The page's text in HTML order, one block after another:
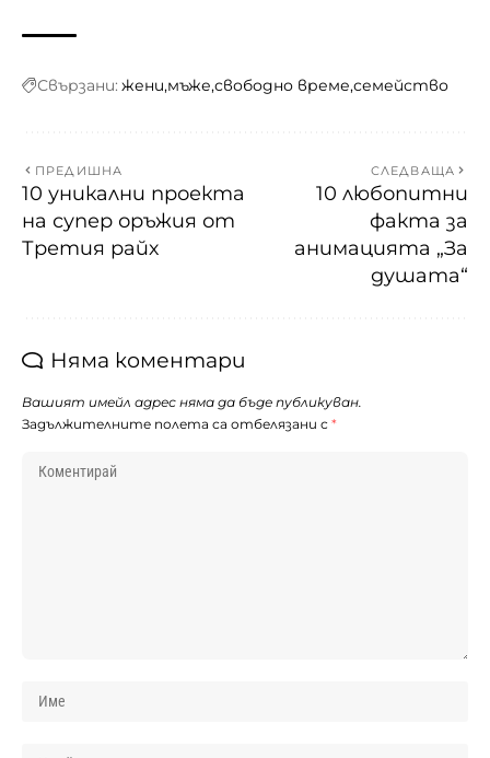
Свързани: жени мъже свободно време семейство
ПРЕДИШНА
10 уникални проекта
на супер оръжия от
Третия райх
СЛЕДВАЩА
10 любопитни
факта за
анимацията „За
душата“
Няма коментари
Вашият имейл адрес няма да бъде публикуван.
Задължителните полета са отбелязани с *